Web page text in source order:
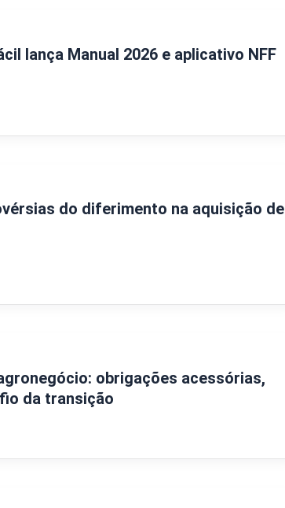
lança Manual 2026 e aplicativo NFF
do diferimento na aquisição de
obrigações acessórias,
da transição